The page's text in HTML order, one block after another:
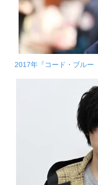
2017年『コード・ブルー